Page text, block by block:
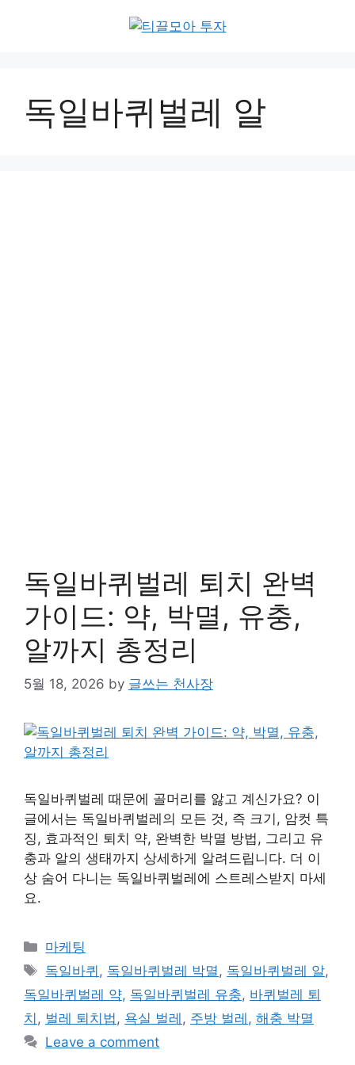
독일바퀴벌레 알
독일바퀴벌레 퇴치 완벽
가이드: 약, 박멸, 유충,
알까지 총정리
5월 18, 2026 by 글쓰는 천사장
독일바퀴벌레 때문에 골머리를 앓고 계신가요? 이
글에서는 독일바퀴벌레의 모든 것, 즉 크기, 암컷 특
징, 효과적인 퇴치 약, 완벽한 박멸 방법, 그리고 유
충과 알의 생태까지 상세하게 알려드립니다. 더 이
상 숨어 다니는 독일바퀴벌레에 스트레스받지 마세
요.
Categories
마케팅
Tags
독일바퀴 , 독일바퀴벌레 박멸, 독일바퀴벌레 알,
독일바퀴벌레 약, 독일바퀴벌레 유충, 바퀴벌레 퇴
치 , 벌레 퇴치법, 욕실 벌레 , 주방 벌레 , 해충 박멸
Leave a comment